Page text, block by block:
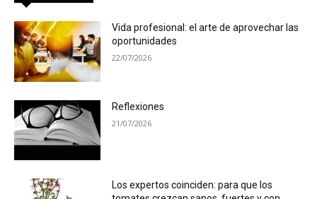
Vida profesional: el arte de aprovechar las
oportunidades
22/07/2026
Reflexiones
21/07/2026
Los expertos coinciden: para que los